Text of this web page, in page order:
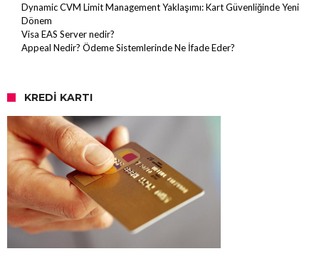
Dynamic CVM Limit Management Yaklaşımı: Kart Güvenliğinde Yeni
Dönem
Visa EAS Server nedir?
Appeal Nedir? Ödeme Sistemlerinde Ne İfade Eder?
KREDI KARTI